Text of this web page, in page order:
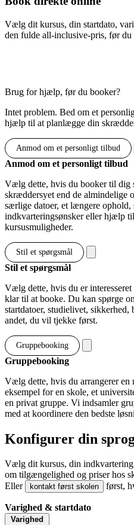
Vælg dit kursus, din startdato,
den fulde all-inclusive-pris, før du
Brug for hjælp, før du booker?
Intet problem. Bed om et
hjælp til at planlægge din
Anmod om et personligt tilbud
Anmod om et personligt tilbud
Vælg dette, hvis du booker til dig
skræddersyet end de almindelige
særlige datoer, et længere
indkvarteringsønsker eller hjælp
kursusmuligheder.
Stil et spørgsmål
Stil et spørgsmål
Vælg dette, hvis du er
klar til at booke. Du kan spørge
startdatoer, studielivet, sikkerhed,
andet, du vil tjekke først.
Gruppebooking
Gruppebooking
Vælg dette, hvis du arrangerer en
eksempel for en skole, et
en privat gruppe. Vi indsamler
med at koordinere den bedste
Konfigurer din
Vælg dit kursus, din indkvartering
om tilgængelighed og priser hos
Eller
kontakt først skolen først,
Varighed & startdato
Varighed